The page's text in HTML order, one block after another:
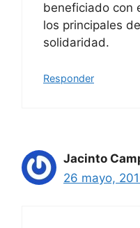
beneficiado con
los principales
solidaridad.
Responder
Jacinto
26 mayo,